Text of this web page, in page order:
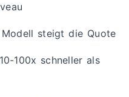
steigt die Quote
100x schneller als